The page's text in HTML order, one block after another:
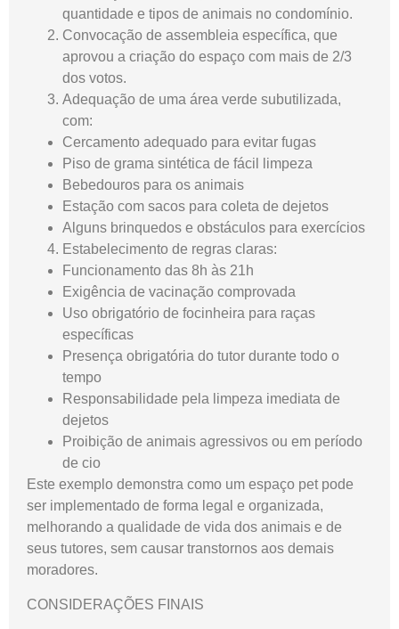
quantidade e tipos de animais no condomínio.
Convocação de assembleia específica, que
aprovou a criação do espaço com mais de 2/3
dos votos.
Adequação de uma área verde subutilizada,
com:
Cercamento adequado para evitar fugas
Piso de grama sintética de fácil limpeza
Bebedouros para os animais
Estação com sacos para coleta de dejetos
Alguns brinquedos e obstáculos para exercícios
Estabelecimento de regras claras:
Funcionamento das 8h às 21h
Exigência de vacinação comprovada
Uso obrigatório de focinheira para raças
específicas
Presença obrigatória do tutor durante todo o
tempo
Responsabilidade pela limpeza imediata de
dejetos
Proibição de animais agressivos ou em período
de cio
Este exemplo demonstra como um espaço pet pode
ser implementado de forma legal e organizada,
melhorando a qualidade de vida dos animais e de
seus tutores, sem causar transtornos aos demais
moradores.
CONSIDERAÇÕES FINAIS